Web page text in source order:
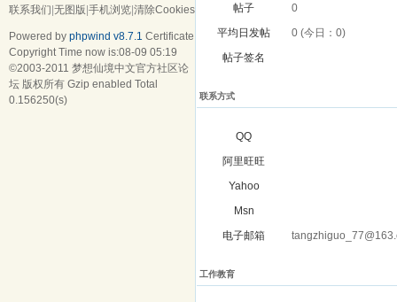
帖子
0
平均日发帖
0 (今日：0)
帖子签名
联系方式
QQ
阿里旺旺
Yahoo
Msn
电子邮箱
工作教育
联系我们 无图版 手机浏览 清除Cookies
Powered by phpwind v8.7.1 Certificate
Copyright Time now is:08-09 05:19
©2003-2011 梦想仙境中文官方社区论
坛 版权所有 Gzip enabled Total
0.156250(s)